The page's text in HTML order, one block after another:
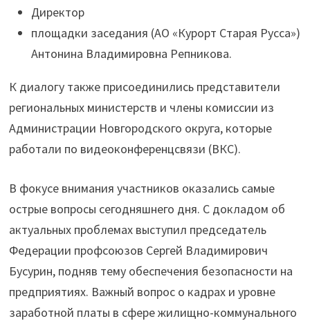
Директор
площадки заседания (АО «Курорт Старая Русса»)
Антонина Владимировна Репникова.
К диалогу также присоединились представители
региональных министерств и члены комиссии из
Администрации Новгородского округа, которые
работали по видеоконференцсвязи (ВКС).
В фокусе внимания участников оказались самые
острые вопросы сегодняшнего дня. С докладом об
актуальных проблемах выступил председатель
Федерации профсоюзов Сергей Владимирович
Бусурин, подняв тему обеспечения безопасности на
предприятиях. Важный вопрос о кадрах и уровне
заработной платы в сфере жилищно-коммунального